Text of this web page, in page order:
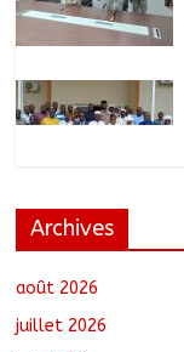
Archives
août 2026
juillet 2026